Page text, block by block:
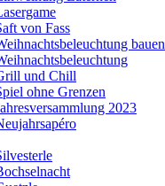
von Fass
bauen
und Chill
ohne Grenzen
2023